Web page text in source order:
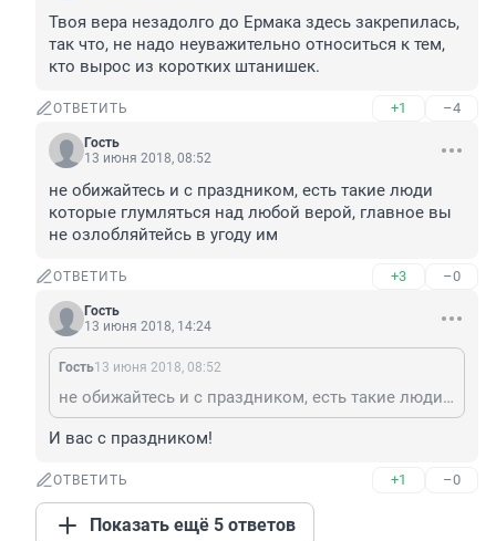
Твоя вера незадолго до Ермака здесь закрепилась,
так что, не надо неуважительно относиться к тем,
кто вырос из коротких штанишек.
ОТВЕТИТЬ +1 –4
Гость
13 июня 2018, 08:52
не обижайтесь и с праздником, есть такие люди
которые глумляться над любой верой, главное вы
не озлобляйтейсь в угоду им
ОТВЕТИТЬ +3 –0
Гость
13 июня 2018, 14:24
Гость13 июня 2018, 08:52
не обижайтесь и с праздником, есть такие люди которые глумляться над любой верой, главное вы не озлобляйтейсь в угоду им
И вас с праздником!
ОТВЕТИТЬ +1 –0
Показать ещё 5 ответов